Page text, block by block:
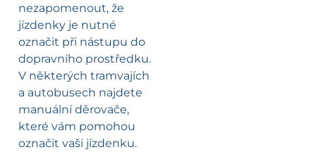
nezapomenout, že
jízdenky je nutné
označit při nástupu do
dopravního prostředku.
V některých tramvajích
a autobusech najdete
manuální děrovače,
které vám pomohou
označit vaši jízdenku.